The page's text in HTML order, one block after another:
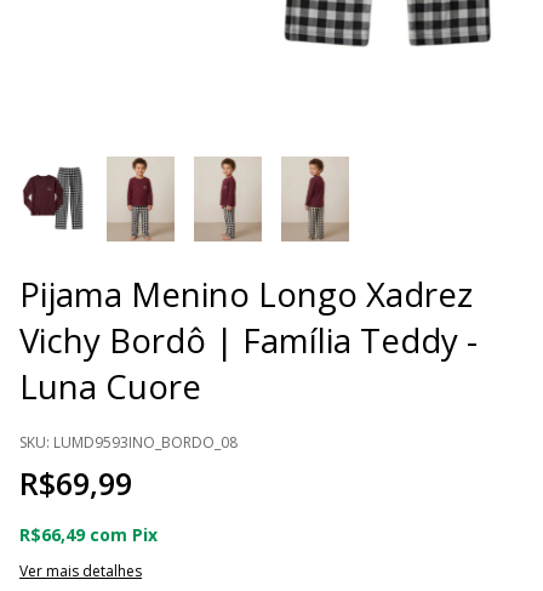
Pijama Menino Longo Xadrez
Vichy Bordô | Família Teddy -
Luna Cuore
SKU: LUMD9593INO_BORDO_08
R$69,99
R$66,49 com Pix
Ver mais detalhes